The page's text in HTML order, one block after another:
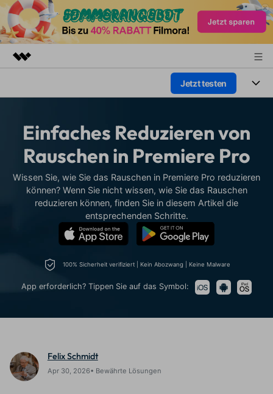
Dienstprogramme
Überblick
Lösungen
Presseraum
Jetzt testen
Plattformen
Funktionen
Assets
Video/Foto
Audio
Lösungen
Soziale Medien
Marketing & Business
Ressourcen
Video-Prompts
Über 100 heiße Video-
Prompts – schnell ähnliche
Videos erstellen
Meisterkurs
Beherrschen Sie
fortgeschrittene
Videobearbeitungsfähigkeiten
Lernen, ausdrücken und
erweitern Sie Ihre
Videobearbeitungs-
können
Hilfe-Center
Erste Schritte
Kunden-Support
Über Uns Bewertungen
Suchen
Einfaches Reduzieren von
Rauschen in Premiere Pro
Wissen Sie, wie Sie das Rauschen in Premiere Pro reduzieren
können? Wenn Sie nicht wissen, wie Sie das Rauschen
reduzieren können, finden Sie in diesem Artikel die
entsprechenden Schritte.
100% Sicherheit verifiziert | Kein Abozwang | Keine Malware
App erforderlich? Tippen Sie auf das Symbol:
Felix Schmidt
Apr 30, 2026• Bewährte Lösungen